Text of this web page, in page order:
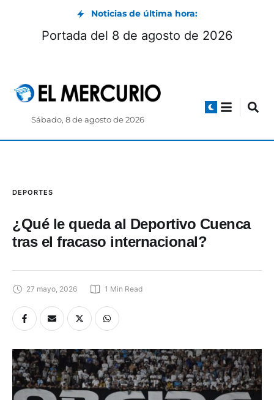
Noticias de última hora:
Portada del 8 de agosto de 2026
Sábado, 8 de agosto de 2026
DEPORTES
¿Qué le queda al Deportivo Cuenca
tras el fracaso internacional?
27 mayo, 2026 1 Min Read